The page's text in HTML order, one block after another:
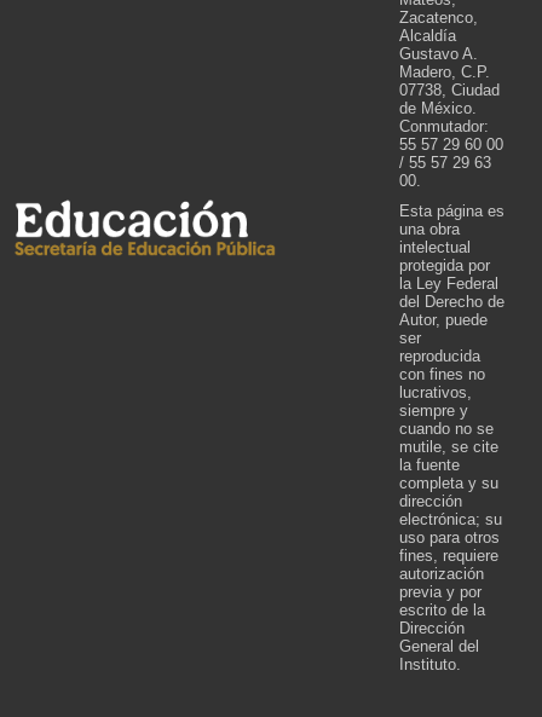
Zacatenco,
Alcaldía
Gustavo A.
Madero, C.P.
07738, Ciudad
de México.
Conmutador:
55 57 29 60 00
/ 55 57 29 63
00.
Esta página es
una obra
intelectual
protegida por
la Ley Federal
del Derecho de
Autor, puede
ser
reproducida
con fines no
lucrativos,
siempre y
cuando no se
mutile, se cite
la fuente
completa y su
dirección
electrónica; su
uso para otros
fines, requiere
autorización
previa y por
escrito de la
Dirección
General del
Instituto.